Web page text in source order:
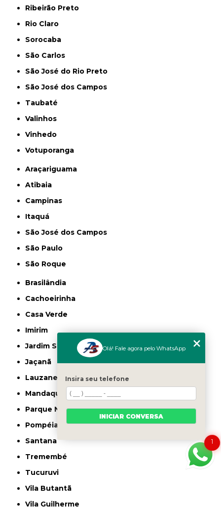
Ribeirão Preto
Rio Claro
Sorocaba
São Carlos
São José do Rio Preto
São José dos Campos
Taubaté
Valinhos
Vinhedo
Votuporanga
Araçariguama
Atibaia
Campinas
Itaquá
São José dos Campos
São Paulo
São Roque
Brasilândia
Cachoeirinha
Casa Verde
Imirim
Jardim São Paulo
Jaçanã
Lauzane Paulista
Mandaqui
Parque Novo Mundo
Pompéia
Santana
Tremembé
Tucuruvi
Vila Butantã
Vila Guilherme
1
Olá! Fale agora pelo WhatsApp
Insira seu telefone
INICIAR CONVERSA